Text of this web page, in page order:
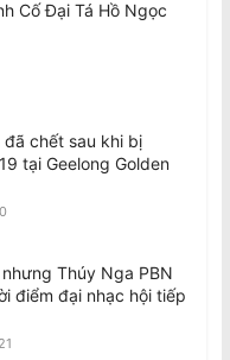
Cố Đại Tá Hồ Ngọc
đã chết sau khi bị
tại Geelong Golden
Thúy Nga PBN
điểm đại nhạc hội tiếp